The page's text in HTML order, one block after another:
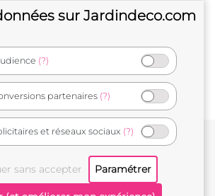
e-commerçant français
sur Jardindeco.com
(?)
partenaires (?)
et réseaux sociaux (?)